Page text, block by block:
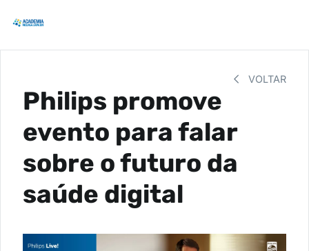
VOLTAR
Philips promove
evento para falar
sobre o futuro da
saúde digital